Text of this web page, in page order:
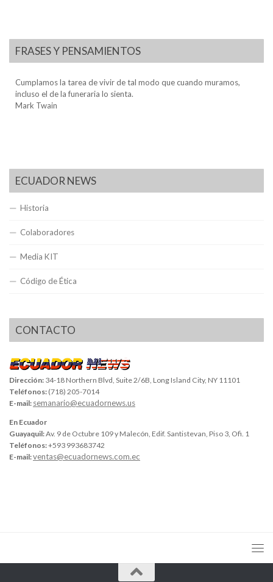
FRASES Y PENSAMIENTOS
Cumplamos la tarea de vivir de tal modo que cuando muramos,
incluso el de la funeraria lo sienta.
Mark Twain
ECUADOR NEWS
Historia
Colaboradores
Media KIT
Código de Ética
CONTACTO
Dirección: 34-18 Northern Blvd, Suite 2/6B, Long Island City, NY 11101
Teléfonos: (718) 205-7014
E-mail: semanario@ecuadornews.us
En Ecuador
Guayaquil:Av. 9 de Octubre 109 y Malecón, Edif. Santistevan, Piso 3, Ofi. 1
Teléfonos:+593 993683742
E-mail:ventas@ecuadornews.com.ec